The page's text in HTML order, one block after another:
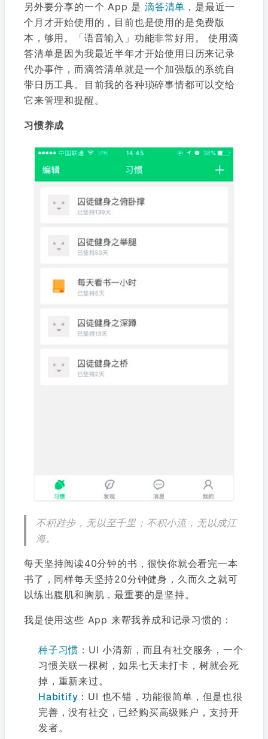
另外要分享的一个 App 是 滴答清单 ，是最近一
个月才开始使用的，目前也是使用的是免费版
本，够用。「语音输入」功能非常好用。 使用滴
答清单是因为我最近半年才开始使用日历来记录
代办事件，而滴答清单就是一个加强版的系统自
带日历工具。目前我的各种琐碎事情都可以交给
它来管理和提醒。
习惯养成
不积跬步，无以至千里；不积小流，无以成江
海。
每天坚持阅读40分钟的书，很快你就会看完一本
书了，同样每天坚持20分钟健身，久而久之就可
以练出腹肌和胸肌，最重要的是坚持。
我是使用这些 App 来帮我养成和记录习惯的：
种子习惯 ：UI 小清新，而且有社交服务，一个
习惯关联一棵树，如果七天未打卡，树就会死
掉，重新来过。
Habitify ：UI 也不错，功能很简单，但是也很
完善，没有社交，已经购买高级账户，支持开
发者。